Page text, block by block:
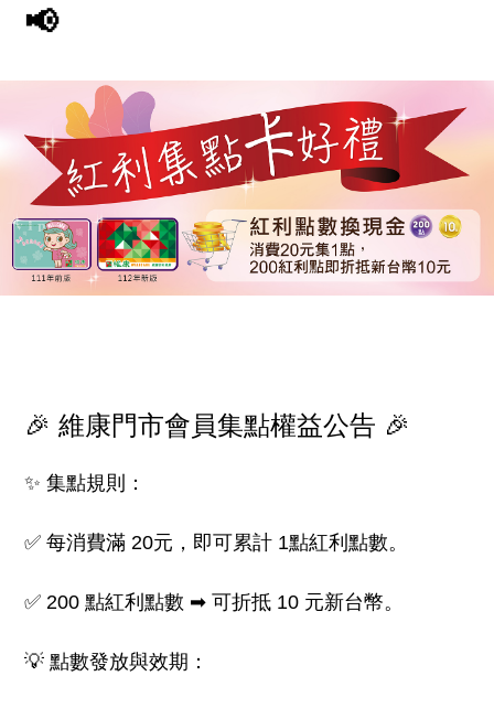
📢
🎉 維康門市會員集點權益公告 🎉
✨ 集點規則：
✅ 每消費滿 20元，即可累計 1點紅利點數。
✅ 200 點紅利點數 ➡ 可折抵 10 元新台幣。
💡 點數發放與效期：